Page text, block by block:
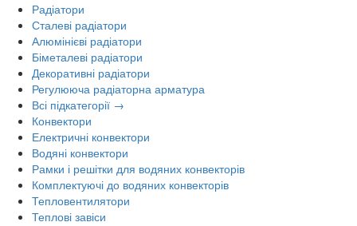
Радіатори
Сталеві радіатори
Алюмінієві радіатори
Біметалеві радіатори
Декоративні радіатори
Регулююча радіаторна арматура
Всі підкатегорії →
Конвектори
Електричні конвектори
Водяні конвектори
Рамки і решітки для водяних конвекторів
Комплектуючі до водяних конвекторів
Тепловентилятори
Теплові завіси